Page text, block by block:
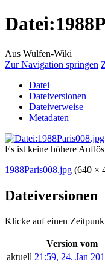
Datei:
Aus Wulfen-Wiki
Zur Navigation springen
Datei
Dateiversionen
Dateiverweise
Metadaten
Es ist keine höhere
1988Paris008.jpg (640 ×
Dateiversionen
Klicke auf einen
Version vom
aktuell 21:59, 24. Jan